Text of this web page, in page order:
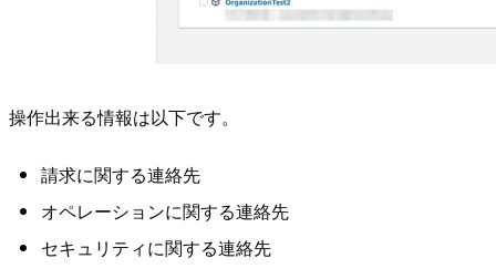
操作出来る情報は以下です。
請求に関する連絡先
オペレーションに関する連絡先
セキュリティに関する連絡先